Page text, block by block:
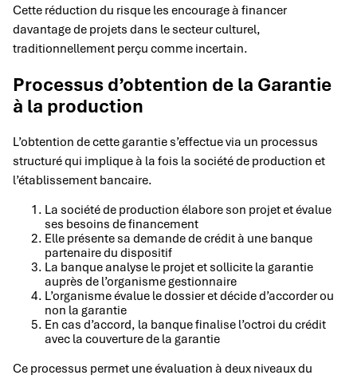
Cette réduction du risque les encourage à financer
davantage de projets dans le secteur culturel,
traditionnellement perçu comme incertain.
Processus d’obtention de la Garantie
à la production
L’obtention de cette garantie s’effectue via un processus
structuré qui implique à la fois la société de production et
l’établissement bancaire.
La société de production élabore son projet et évalue
ses besoins de financement
Elle présente sa demande de crédit à une banque
partenaire du dispositif
La banque analyse le projet et sollicite la garantie
auprès de l’organisme gestionnaire
L’organisme évalue le dossier et décide d’accorder ou
non la garantie
En cas d’accord, la banque finalise l’octroi du crédit
avec la couverture de la garantie
Ce processus permet une évaluation à deux niveaux du